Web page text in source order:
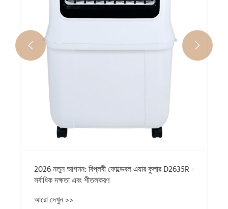
2026 নতুন আগমন: বিপ্লবী ফোল্ডেবল এয়ার কুলার D2635R -
সর্বাধিক দক্ষতা এবং শীতলকরণ
আরো দেখুন >>
 